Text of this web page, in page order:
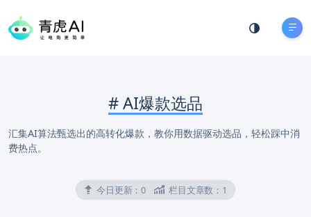
#AI爆款选品
汇集AI算法甄选出的高转化爆款，教你用数据驱动选品，轻松踩中消
费热点。
今日更新：0 栏目文章数： 1